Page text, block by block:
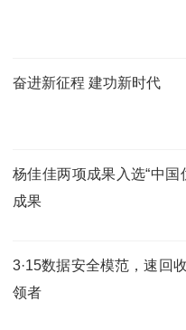
奋进新征程 建功新时代
杨佳佳两项成果入选“中
成果
3·15数据安全模范，速回
领者